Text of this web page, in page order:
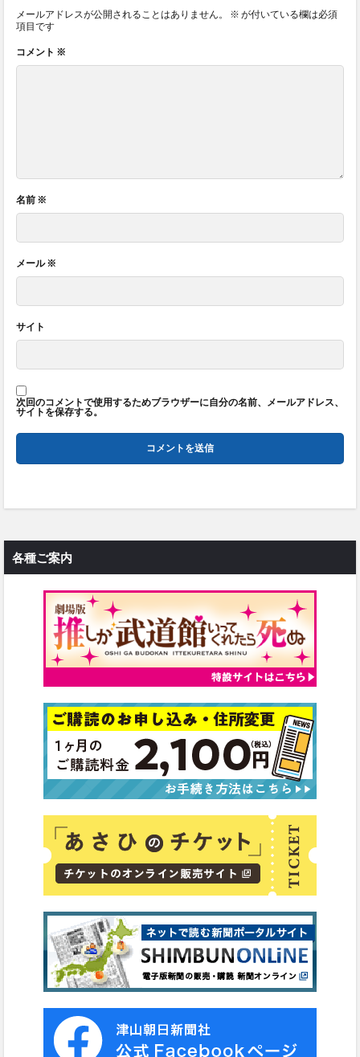
メールアドレスが公開されることはありません。 ※ が付いている欄は必須
項目です
コメント ※
名前 ※
メール※
サイト
次回のコメントで使用するためブラウザーに自分の名前、メールアドレス、
サイトを保存する。
各種ご案内